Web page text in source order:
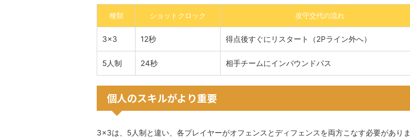
種類 ショットクロック 攻守交代の流れ
3×3 12秒 得点後すぐにリスタート（2Pライン外へ）
5人制 24秒 相手チームにインバウンドパス
個人のスキルがより重要
3×3は、5人制と違い、各プレイヤーがオフェンスとディフェンスを両方こなす必要がありま